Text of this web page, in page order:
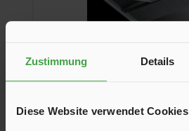
Zustimmung Details
Diese Website verwendet Cookies